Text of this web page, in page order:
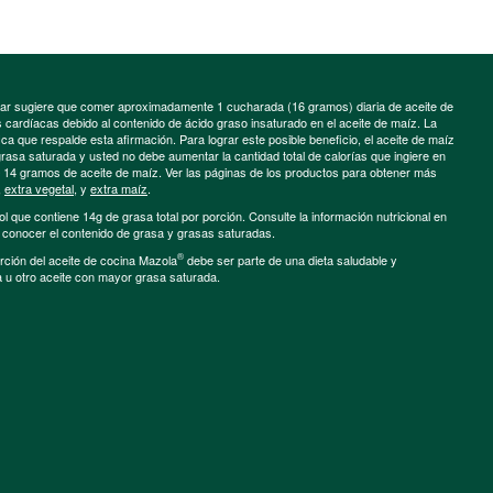
sugiere que comer aproximadamente 1 cucharada (16 gramos) diaria de aceite de
debido al contenido de ácido graso insaturado en el aceite de maíz. La
que respalde esta afirmación. Para lograr este posible beneficio, el aceite de maíz
saturada y usted no debe aumentar la cantidad total de calorías que ingiere en
gramos de aceite de maíz. Ver las páginas de los productos para obtener más
extra vegetal, y extra maíz.
que contiene 14g de grasa total por porción. Consulte la información nutricional en
el contenido de grasa y grasas saturadas.
del aceite de cocina Mazola® debe ser parte de una dieta saludable y
otro aceite con mayor grasa saturada.